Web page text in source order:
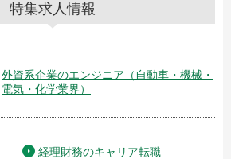
特集求人情報
外資系企業のエンジニア（自動車・機械・
電気・化学業界）
経理財務のキャリア転職